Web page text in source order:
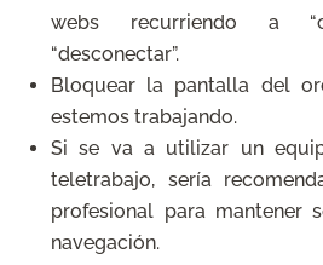
webs recurriendo a
“desconectar”.
Bloquear la pantalla del
estemos trabajando.
Si se va a utilizar un
teletrabajo, sería
profesional para mantener
navegación.